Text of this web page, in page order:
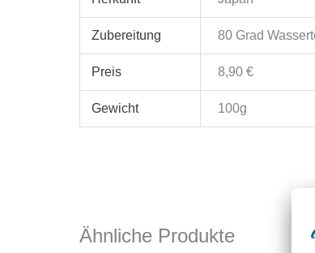
Zubereitung 80 Grad
Preis 8,90 €
Gewicht 100g
Ähnliche Produkte